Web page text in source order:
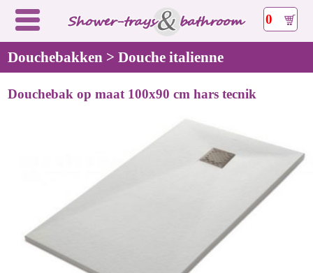
0
Douchebakken > Douche italienne
Douchebak op maat 100x90 cm hars tecnik